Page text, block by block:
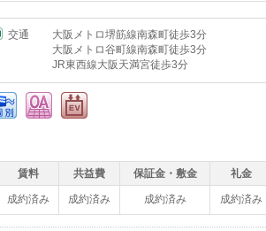
交通
大阪メトロ堺筋線南森町徒歩3分
大阪メトロ谷町線南森町徒歩3分
JR東西線大阪天満宮徒歩3分
賃料 共益費 保証金・敷金 礼金
成約済み 成約済み 成約済み 成約済み